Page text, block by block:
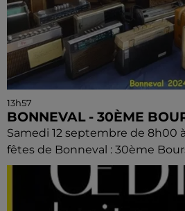
13h57
BONNEVAL - 30ÈME
Samedi 12 septembre de 8h00
fêtes de Bonneval : 30ème